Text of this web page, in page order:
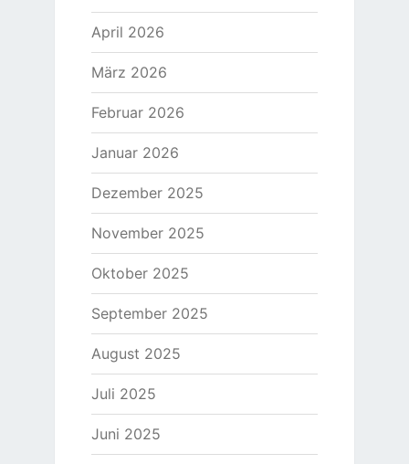
April 2026
März 2026
Februar 2026
Januar 2026
Dezember 2025
November 2025
Oktober 2025
September 2025
August 2025
Juli 2025
Juni 2025